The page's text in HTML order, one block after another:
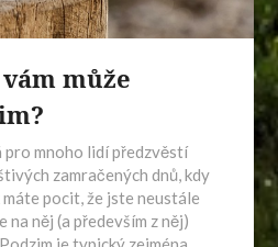
může
pro mnoho lidí předzvěstí
zamračených dnů, kdy
pocit, že jste neustále
na něj (a především z něj)